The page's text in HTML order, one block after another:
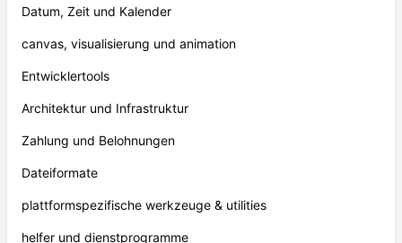
Datum, Zeit und Kalender
canvas, visualisierung und animation
Entwicklertools
Architektur und Infrastruktur
Zahlung und Belohnungen
Dateiformate
plattformspezifische werkzeuge & utilities
helfer und dienstprogramme